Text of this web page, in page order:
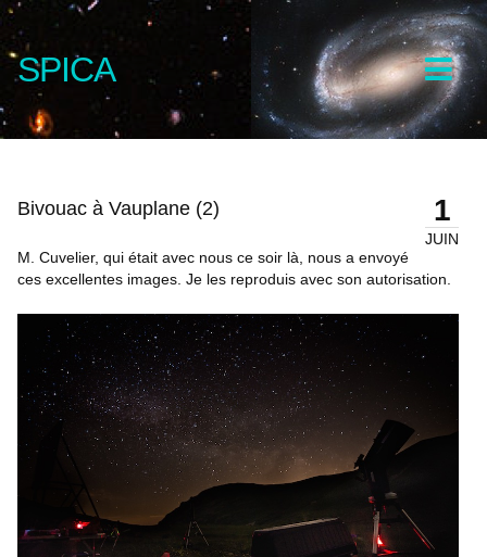
SPICA
1
JUIN
Bivouac à Vauplane (2)
M. Cuvelier, qui était avec nous ce soir là, nous a envoyé
ces excellentes images. Je les reproduis avec son autorisation.